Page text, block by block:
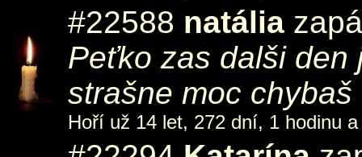
#22588 natália
Peťko zas dalši den
strašne moc
Hoří už 14 let, 272 dní, 1 hodinu